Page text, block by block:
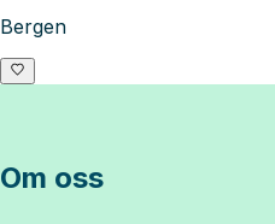
Bergen
Om oss